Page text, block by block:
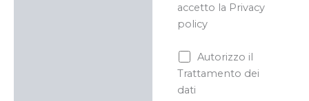
accetto la Privacy
policy
Autorizzo il
Trattamento dei
dati